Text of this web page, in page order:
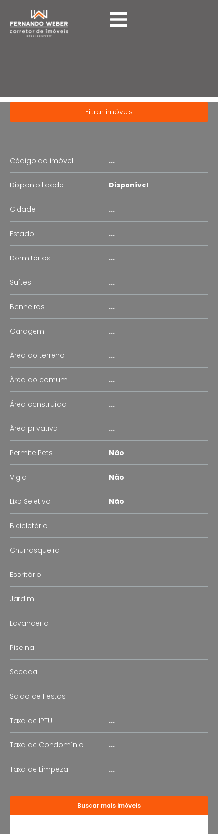
Filtrar imóveis
Código do imóvel ...
Disponibilidade Disponível
Cidade ...
Estado ...
Dormitórios ...
Suítes ...
Banheiros ...
Garagem ...
Área do terreno ...
Área do comum ...
Área construída ...
Área privativa ...
Permite Pets Não
Vigia Não
Lixo Seletivo Não
Bicicletário
Churrasqueira
Escritório
Jardim
Lavanderia
Piscina
Sacada
Salão de Festas
Taxa de IPTU ...
Taxa de Condomínio ...
Taxa de Limpeza ...
Buscar mais imóveis